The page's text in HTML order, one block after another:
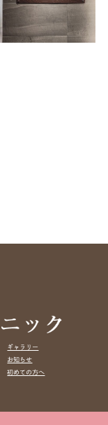
ギャラリー
お知らせ
初めての方へ